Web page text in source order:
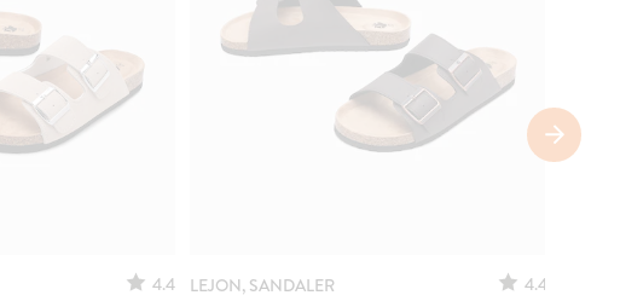
4.4 LEJON, SANDALER 4.4